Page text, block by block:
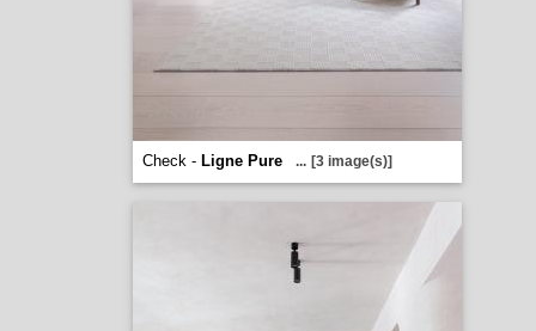
Check - Ligne Pure ... [3 image(s)]